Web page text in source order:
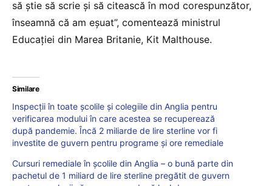
să știe să scrie și să citească în mod corespunzător,
înseamnă că am eșuat”, comentează ministrul
Educației din Marea Britanie, Kit Malthouse.
Similare
Inspecții în toate școlile și colegiile din Anglia pentru
verificarea modului în care acestea se recuperează
după pandemie. Încă 2 miliarde de lire sterline vor fi
investite de guvern pentru programe și ore remediale
Cursuri remediale în școlile din Anglia – o bună parte din
pachetul de 1 miliard de lire sterline pregătit de guvern